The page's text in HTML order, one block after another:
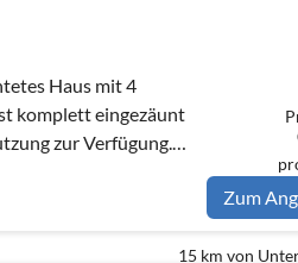
Haus mit 4
komplett eingezäunt
zur Verfügung.
Zum
15 km von